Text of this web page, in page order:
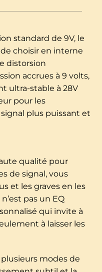
standard de 9V, le
choisir en interne
distorsion
accrues à 9 volts,
ultra-stable à 28V
pour les
plus puissant et
qualité pour
de signal, vous
et les graves en les
pas un EQ
qui invite à
à laisser les
modes de